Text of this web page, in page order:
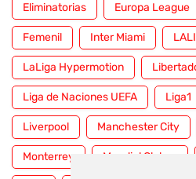
Eliminatorias Europa League
Femenil Inter Miami
LaLiga Hypermotion
Liga de Naciones UEFA Liga1
Liverpool Manchester City
Monterrey Mundial Clubes